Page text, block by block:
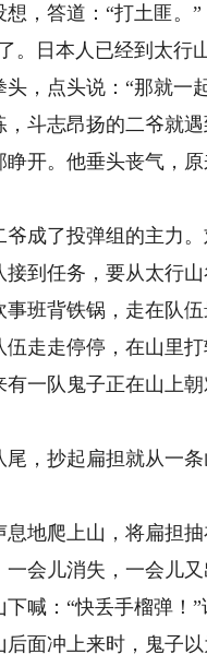
，答道：“打土匪。”
日本人已经到太行
，点头说：“那就一
志昂扬的二爷就遇
睁开。他垂头丧气，
了投弹组的主力。
任务，要从太行山
班背铁锅，走在队伍
走停停，在山里打
有一队鬼子正在山上
抄起扁担就从一条
爬上山，将扁担抽
会儿消失，一会儿又
：“快丢手榴弹！”
冲上来时，鬼子以